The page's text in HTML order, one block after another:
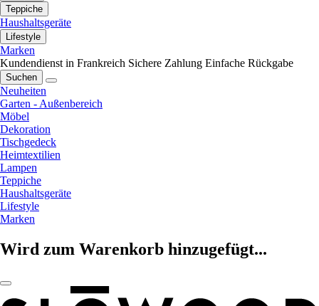
Teppiche
Haushaltsgeräte
Lifestyle
Marken
Kundendienst in Frankreich Sichere Zahlung Einfache Rückgabe
Suchen
Neuheiten
Garten - Außenbereich
Möbel
Dekoration
Tischgedeck
Heimtextilien
Lampen
Teppiche
Haushaltsgeräte
Lifestyle
Marken
Wird zum Warenkorb hinzugefügt...